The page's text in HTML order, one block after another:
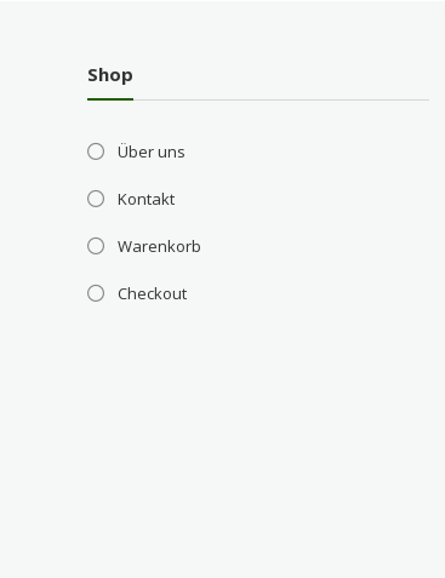
Shop
Über uns
Kontakt
Warenkorb
Checkout